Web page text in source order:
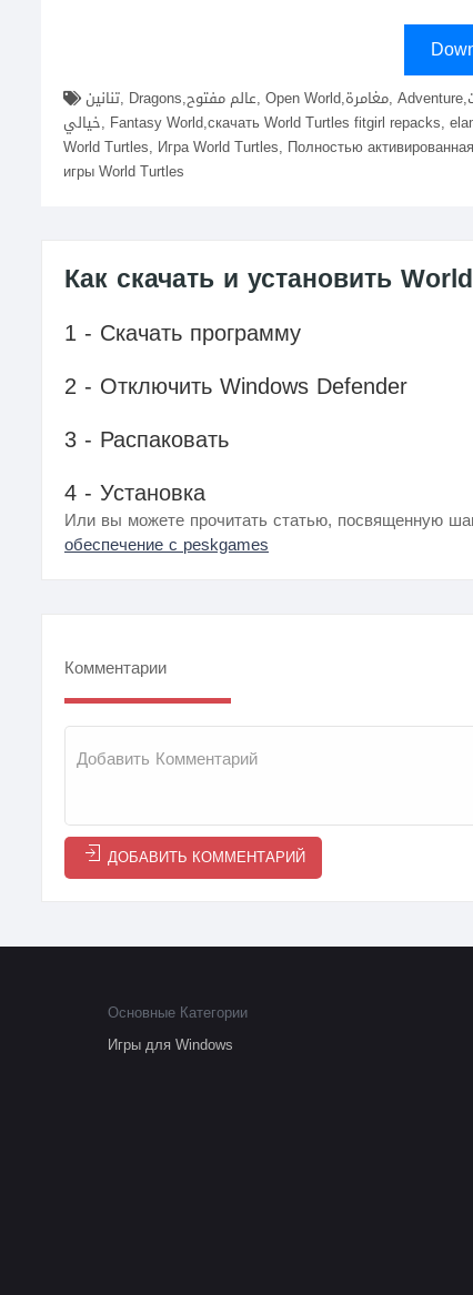
خيالي, Fantasy World,скачать World Turtles fitgirl repacks, elamigos , скачать игру World Turtles, Скачать World Turtles, Скачать
World Turtles, Игра World Turtles, Полностью
игры World Turtles
Как скачать и установить
1 - Скачать программу
2 - Отключить Windows Defender
3 - Распаковать
4 - Установка
Или вы можете прочитать статью, посвященную
обеспечение с peskgames
Комментарии
ДОБАВИТЬ КОММЕНТАРИЙ
Основные Категории
Игры для Windows